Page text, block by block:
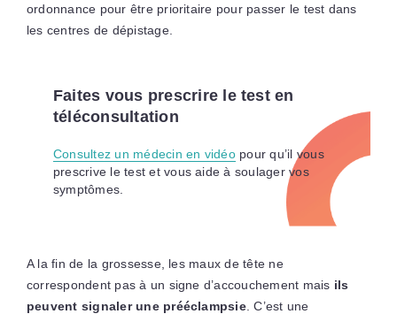
ordonnance pour être prioritaire pour passer le test dans
les centres de dépistage.
Faites vous prescrire le test en
téléconsultation
Consultez un médecin en vidéopour qu’il vous
prescrive le test et vous aide à soulager vos
symptômes.
A la fin de la grossesse, les maux de tête ne
correspondent pas à un signe d’accouchement mais ils
peuvent signaler une prééclampsie. C’est une